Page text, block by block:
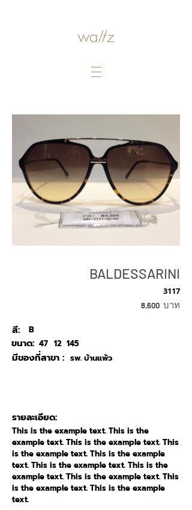
BALDESSARINI
3117
8,600 บาท
สี:
B
47
ขนาด: 12 145
รพ. บ้านแพ้ว
มีของที่สาขา :
รายละเอียด:
This is the example text. This is the
example text. This is the example text. This
is the example text. This is the example
text. This is the example text. This is the
example text. This is the example text. This
is the example text. This is the example
text.